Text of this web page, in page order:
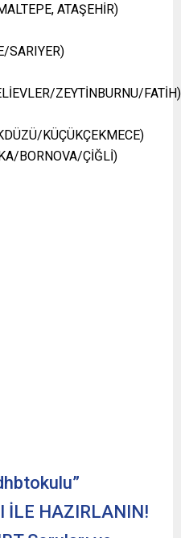
ATAŞEHİR)
SARIYER)
ZEYTİNBURNU/FATİH)
KÜÇÜKÇEKMECE)
BORNOVA/ÇİĞLİ)
İLE HAZIRLANIN!